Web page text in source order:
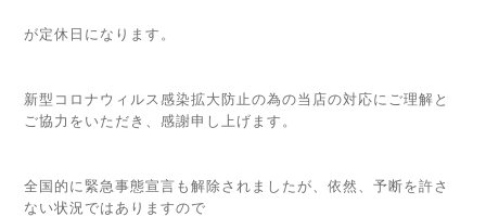
が定休日になります。
新型コロナウィルス感染拡大防止の為の当店の対応にご理解と
ご協力をいただき、感謝申し上げます。
全国的に緊急事態宣言も解除されましたが、依然、予断を許さ
ない状況ではありますので